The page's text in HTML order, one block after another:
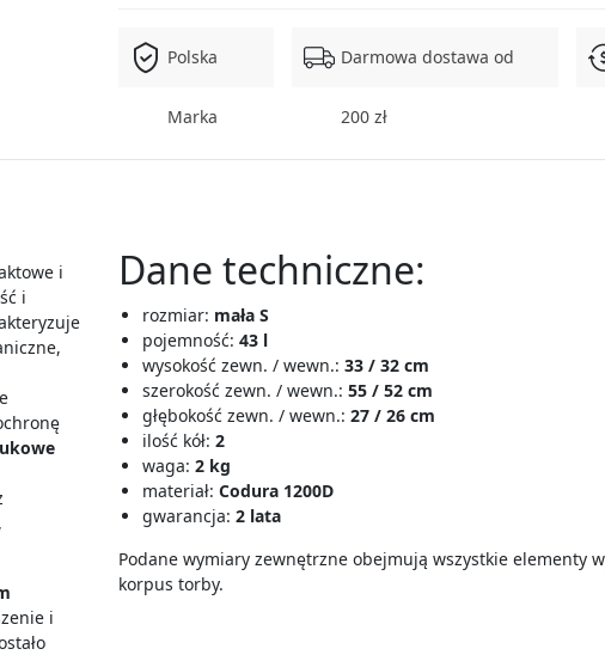
Zestaw 4w1
Polska
Marka
Darmowa dostawa od
200 zł
i
i
i
Dane techniczne:
rozmiar: mała S
pojemność: 43 l
wysokość zewn. / wewn.: 33 / 32 cm
szerokość zewn. / wewn.: 55 / 52 cm
głębokość zewn. / wewn.: 27 / 26 cm
ilość kół: 2
waga: 2 kg
materiał: Codura 1200D
gwarancja: 2 lata
Podane wymiary zewnętrzne obejmują wszystkie elementy
korpus torby.